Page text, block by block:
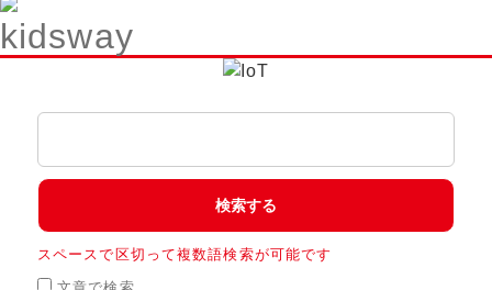
スペースで区切って複数語検索が可能です